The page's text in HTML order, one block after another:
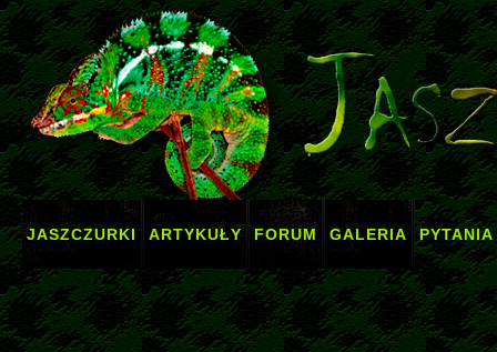
JASZCZURKI ARTYKUŁY FORUM GALERIA PYTANIA